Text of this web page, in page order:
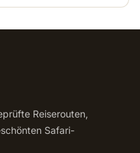
Reiserouten,
Safari-